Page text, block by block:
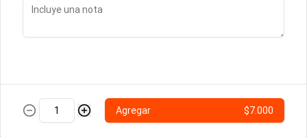
Iniciar sesión
Agregar $7.000